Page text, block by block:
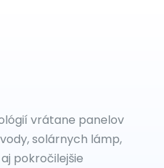
vrátane panelov
solárnych lámp,
pokročilejšie